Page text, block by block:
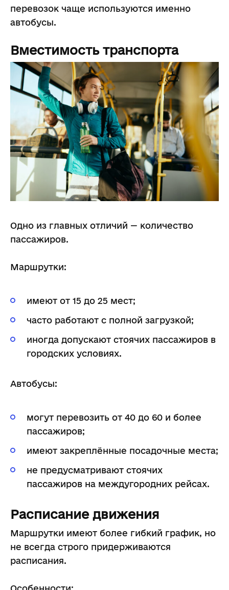
перевозок чаще используются именно
автобусы.
Вместимость транспорта
Одно из главных отличий — количество
пассажиров.
Маршрутки:
имеют от 15 до 25 мест;
часто работают с полной загрузкой;
иногда допускают стоячих пассажиров в
городских условиях.
Автобусы:
могут перевозить от 40 до 60 и более
пассажиров;
имеют закреплённые посадочные места;
не предусматривают стоячих
пассажиров на междугородних рейсах.
Расписание движения
Маршрутки имеют более гибкий график, но
не всегда строго придерживаются
расписания.